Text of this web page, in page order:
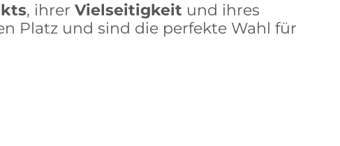
, ihrer Vielseitigkeit und ihres
Platz und sind die perfekte Wahl für